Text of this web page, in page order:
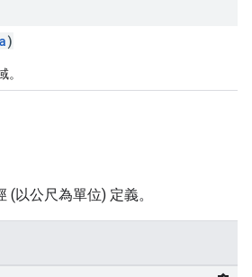
)
。
(以公尺為單位) 定義。